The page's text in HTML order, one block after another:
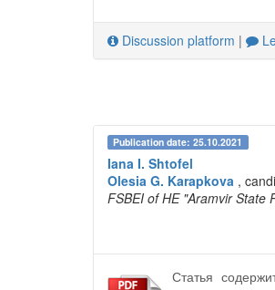
Discussion platform |
Publication date: 25.10.2021
Iana I. Shtofel
Olesia G. Karapkova ,
FSBEI of HE "Aramvir State
Статья